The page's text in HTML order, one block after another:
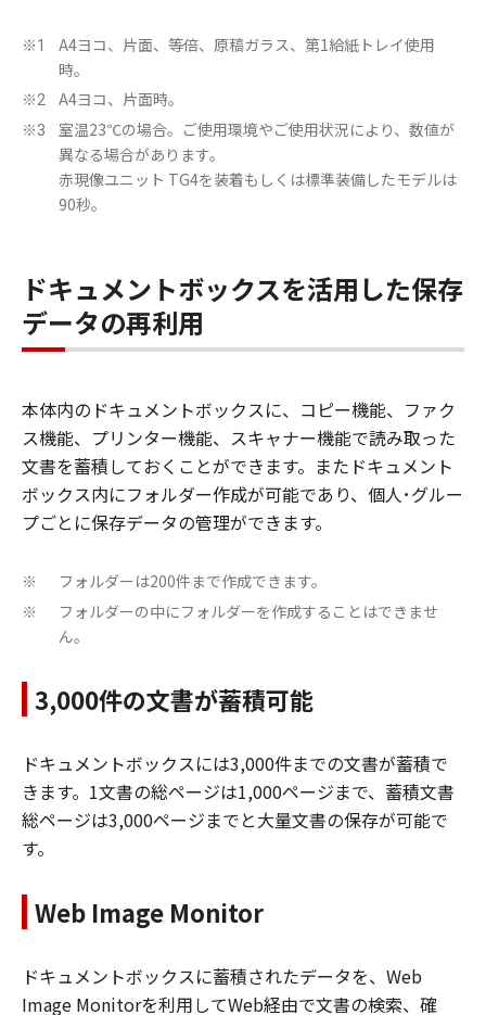
※1
A4ヨコ、片面、等倍、原稿ガラス、第1給紙トレイ使用
時。
※2 A4ヨコ、片面時。
※3
室温23℃の場合。ご使用環境やご使用状況により、数値が
異なる場合があります。
赤現像ユニット TG4を装着もしくは標準装備したモデルは
90秒。
ドキュメントボックスを活用した保存
データの再利用
本体内のドキュメントボックスに、コピー機能、ファク
ス機能、プリンター機能、スキャナー機能で読み取った
文書を蓄積しておくことができます。またドキュメント
ボックス内にフォルダー作成が可能であり、個人･グルー
プごとに保存データの管理ができます。
※ フォルダーは200件まで作成できます。
※
フォルダーの中にフォルダーを作成することはできませ
ん。
3,000件の文書が蓄積可能
ドキュメントボックスには3,000件までの文書が蓄積で
きます。1文書の総ページは1,000ページまで、蓄積文書
総ページは3,000ページまでと大量文書の保存が可能で
す。
Web Image Monitor
ドキュメントボックスに蓄積されたデータを、Web
Image Monitorを利用してWeb経由で文書の検索、確